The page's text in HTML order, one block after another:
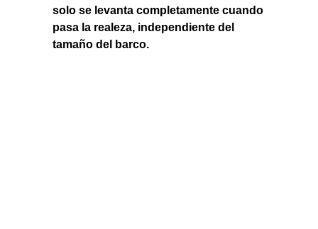
solo se levanta completamente cuando
pasa la realeza, independiente del
tamaño del barco.